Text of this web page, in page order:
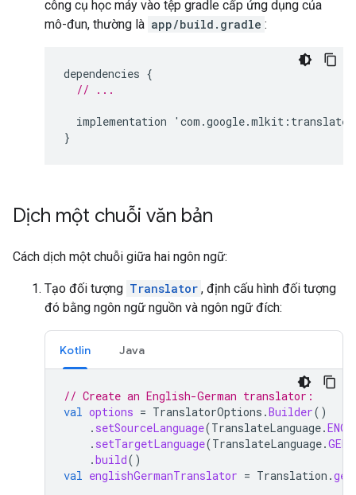
công cụ học máy vào tệp gradle cấp ứng dụng của
mô-đun, thường là app/build.gradle :
dependencies {
// ...
implementation ' com .google.mlkit : translate
}
Dịch một chuỗi văn bản
Cách dịch một chuỗi giữa hai ngôn ngữ:
Tạo đối tượng Translator , định cấu hình đối tượng
đó bằng ngôn ngữ nguồn và ngôn ngữ đích:
Kotlin Java
// Create an English-German translator:
val options = TranslatorOptions .Builder()
. setSourceLanguage(TranslateLanguage.
. setTargetLanguage(TranslateLanguage.
.build()
val englishGermanTranslator = Translation .